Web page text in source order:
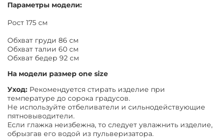
Параметры модели:
Рост 175 см
Обхват груди 86 см
Обхват талии 60 см
Обхват бедер 92 см
На модели размер one size
Уход: Рекомендуется стирать изделие при
температуре до сорока градусов.
Не используйте отбеливатели и сильнодействующие
пятновыводители.
Если глажка неизбежна, то следует увлажнить изделие,
обрызгав его водой из пульверизатора.